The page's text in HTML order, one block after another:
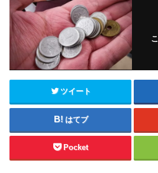
ツイート
はてブ
Pocket